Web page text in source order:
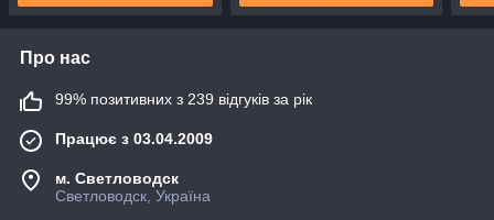
Про нас
99% позитивних з 239 відгуків за рік
Працює з 03.04.2009
м. Светловодск
Светловодск, Україна